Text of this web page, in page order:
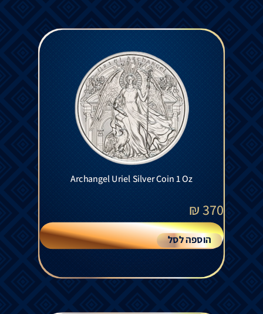
Archangel Uriel Silver Coin 1 Oz
370
₪
הוספה לסל